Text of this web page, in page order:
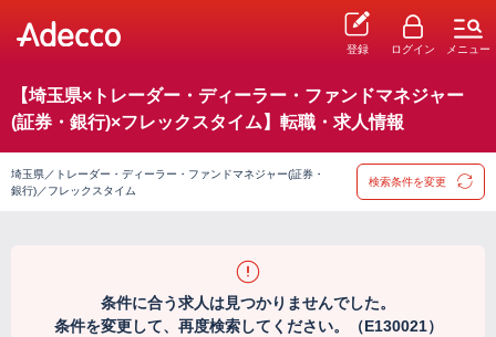
登録 ログイン メニュー
【埼玉県×トレーダー・ディーラー・ファンドマネジャー
(証券・銀行)×フレックスタイム】転職・求人情報
埼玉県／トレーダー・ディーラー・ファンドマネジャー(証券・
銀行)／フレックスタイム
検索条件を変更
条件に合う求人は見つかりませんでした。
条件を変更して、再度検索してください。（E130021）